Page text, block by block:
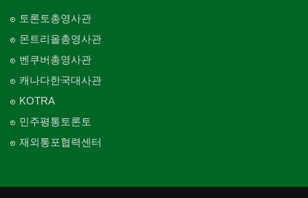
토론토총영사관
몬트리올총영사관
벤쿠버총영사관
캐나다한국대사관
KOTRA
민주평통토론토
재외통포협력센터